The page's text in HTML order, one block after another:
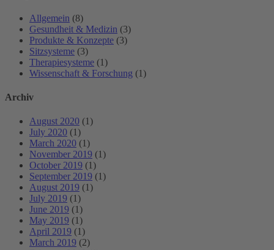
Allgemein (8)
Gesundheit & Medizin (3)
Produkte & Konzepte (3)
Sitzsysteme (3)
Therapiesysteme (1)
Wissenschaft & Forschung (1)
Archiv
August 2020 (1)
July 2020 (1)
March 2020 (1)
November 2019 (1)
October 2019 (1)
September 2019 (1)
August 2019 (1)
July 2019 (1)
June 2019 (1)
May 2019 (1)
April 2019 (1)
March 2019 (2)